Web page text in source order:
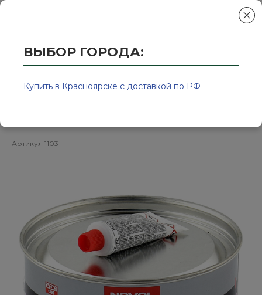
Колор-Авто - магазин лакокрасочной продукции и
Шпатлевка универсальная 1кг Uni
Артикул 1103
ВЫБОР ГОРОДА:
Купить в Красноярске с доставкой по РФ